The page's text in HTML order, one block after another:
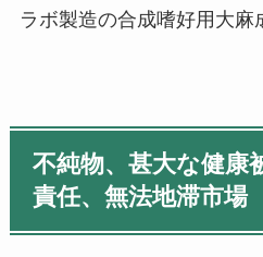
ラボ製造の合成嗜好用大麻
不純物、甚大な健康
責任、無法地滞市場